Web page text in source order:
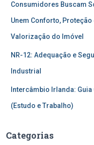
Consumidores Buscam
Unem Conforto, Proteção
Valorização do Imóvel
NR-12: Adequação e
Industrial
Intercâmbio Irlanda:
(Estudo e Trabalho)
Categorias